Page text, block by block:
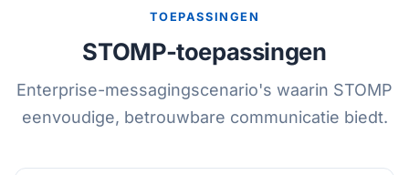
TOEPASSINGEN
STOMP-toepassingen
Enterprise-messagingscenario's waarin STOMP
eenvoudige, betrouwbare communicatie biedt.